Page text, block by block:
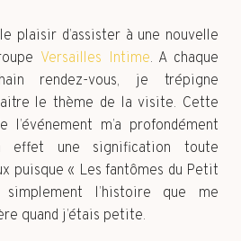
plaisir d’assister à une nouvelle
Versailles Intime. A chaque
rendez-vous, je trépigne
le thème de la visite. Cette
m’a profondément
effet une signification toute
puisque « Les fantômes du Petit
l’histoire que me
quand j’étais petite.